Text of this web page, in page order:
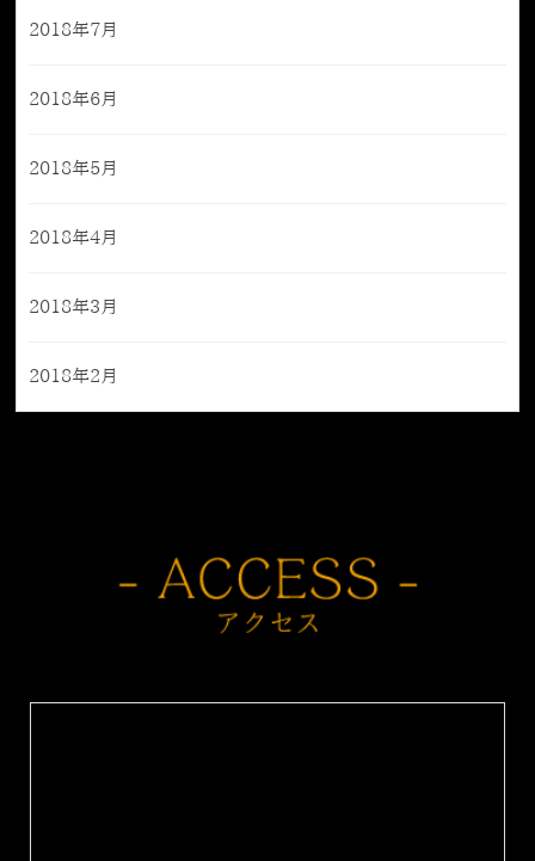
2018年7月
2018年6月
2018年5月
2018年4月
2018年3月
2018年2月